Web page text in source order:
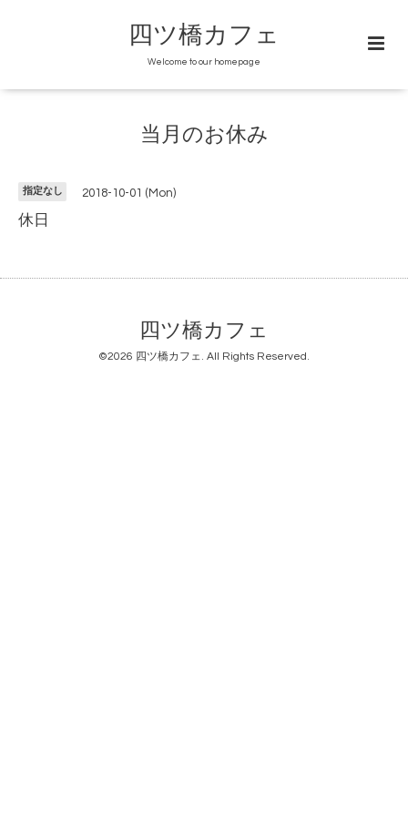
四ツ橋カフェ
Welcome to our homepage
当月のお休み
指定なし 2018-10-01 (Mon)
休日
四ツ橋カフェ
©2026 四ツ橋カフェ. All Rights Reserved.